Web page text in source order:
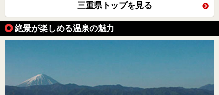
三重県トップを見る
絶景が楽しめる温泉の魅力